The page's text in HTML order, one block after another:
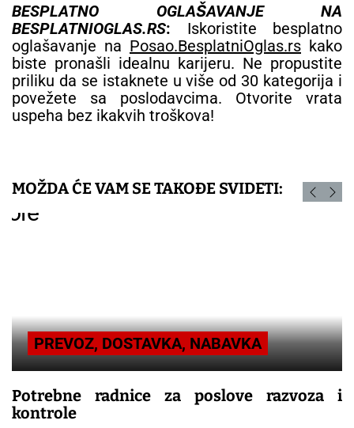
BESPLATNO OGLAŠAVANJE NA
BESPLATNIOGLAS.RS: Iskoristite besplatno
oglašavanje na Posao.BesplatniOglas.rs kako
biste pronašli idealnu karijeru. Ne propustite
priliku da se istaknete u više od 30 kategorija i
povežete sa poslodavcima. Otvorite vrata
uspeha bez ikakvih troškova!
MOŽDA ĆE VAM SE TAKOĐE SVIDETI:
PREVOZ, DOSTAVKA, NABAVKA
Potrebne radnice za poslove razvoza i
kontrole